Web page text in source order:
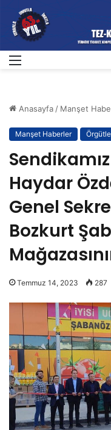
Anasayfa/ Manşet
Manşet Haberler
Haydar
Genel
Bozkurt
Temmuz 14, 2023 287